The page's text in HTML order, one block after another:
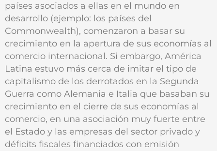
países asociados a ellas en el mundo en
desarrollo (ejemplo: los países del
Commonwealth), comenzaron a basar su
crecimiento en la apertura de sus economías al
comercio internacional. Si embargo, América
Latina estuvo más cerca de imitar el tipo de
capitalismo de los derrotados en la Segunda
Guerra como Alemania e Italia que basaban su
crecimiento en el cierre de sus economías al
comercio, en una asociación muy fuerte entre
el Estado y las empresas del sector privado y
déficits fiscales financiados con emisión